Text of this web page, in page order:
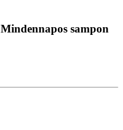
Mindennapos sampon